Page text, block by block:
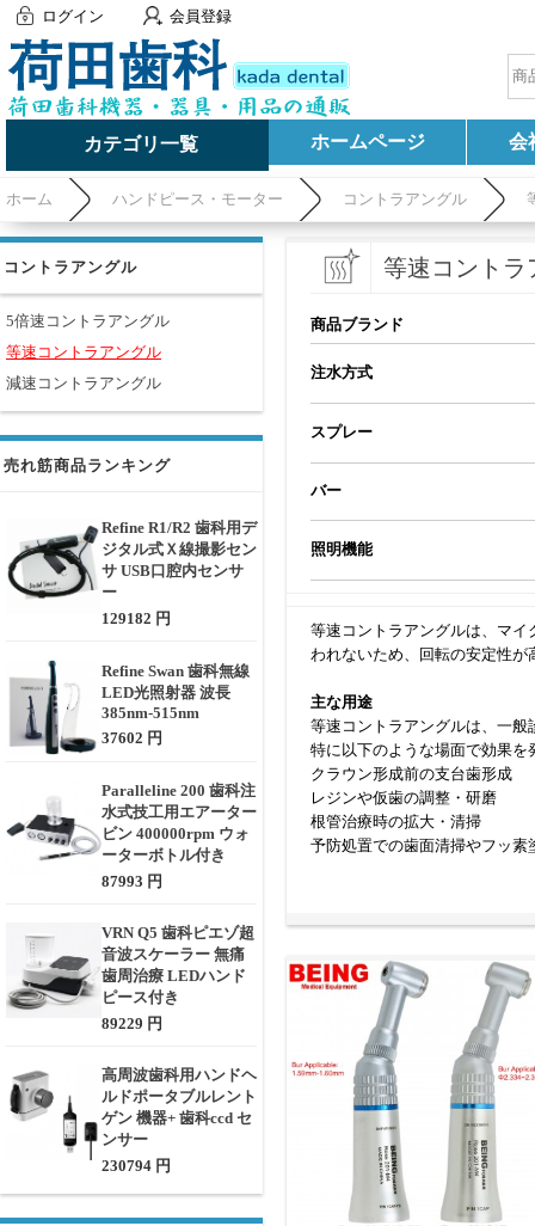
ログイン 会員登録
カテゴリ一覧 ホームページ 会
ホーム ハンドピース・モーター コントラアングル
コントラアングル
5倍速コントラアングル
等速コントラアングル
減速コントラアングル
売れ筋商品ランキング
Refine R1/R2 歯科用デ
ジタル式Ｘ線撮影セン
サ USB口腔内センサ
ー
129182 円
Refine Swan 歯科無線
LED光照射器 波長
385nm-515nm
37602 円
Paralleline 200 歯科注
水式技工用エアーター
ビン 400000rpm ウォ
ーターボトル付き
87993 円
VRN Q5 歯科ピエゾ超
音波スケーラー 無痛
歯周治療 LEDハンド
ピース付き
89229 円
高周波歯科用ハンドヘ
ルドポータブルレント
ゲン 機器+ 歯科ccd セ
ンサー
230794 円
等速コントラ
商品ブランド
注水方式
スプレー
バー
照明機能
等速コントラアングルは、マ
われないため、回転の安定性
主な用途
等速コントラアングルは、一
特に以下のような場面で効果を
クラウン形成前の支台歯形成
レジンや仮歯の調整・研磨
根管治療時の拡大・清掃
予防処置での歯面清掃やフッ素
冷却スプレーの種類：1点or多
耐熱・オートクレーブ対応：感
ヘッドサイズと視野性：操作
重量とグリップ感：長時間使
ベアリングの素材・構造：静
等速コントラアングルは、初
大きく向上します。